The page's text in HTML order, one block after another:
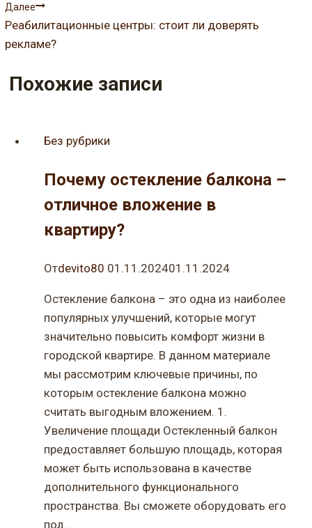
записям
Далее
Реабилитационные центры: стоит ли доверять
рекламе?
Похожие записи
Без рубрики
Почему остекление балкона –
отличное вложение в
квартиру?
Отdevito80 01.11.202401.11.2024
Остекление балкона – это одна из наиболее
популярных улучшений, которые могут
значительно повысить комфорт жизни в
городской квартире. В данном материале
мы рассмотрим ключевые причины, по
которым остекление балкона можно
считать выгодным вложением. 1.
Увеличение площади Остекленный балкон
предоставляет большую площадь, которая
может быть использована в качестве
дополнительного функционального
пространства. Вы сможете оборудовать его
под…